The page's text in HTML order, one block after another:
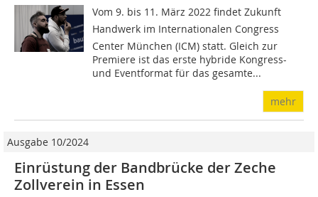
Vom 9. bis 11. März 2022 findet Zukunft
Handwerk im Internationalen Congress
Center München (ICM) statt. Gleich zur
Premiere ist das erste hybride Kongress-
und Eventformat für das gesamte...
mehr
Ausgabe 10/2024
Einrüstung der Bandbrücke der Zeche
Zollverein in Essen